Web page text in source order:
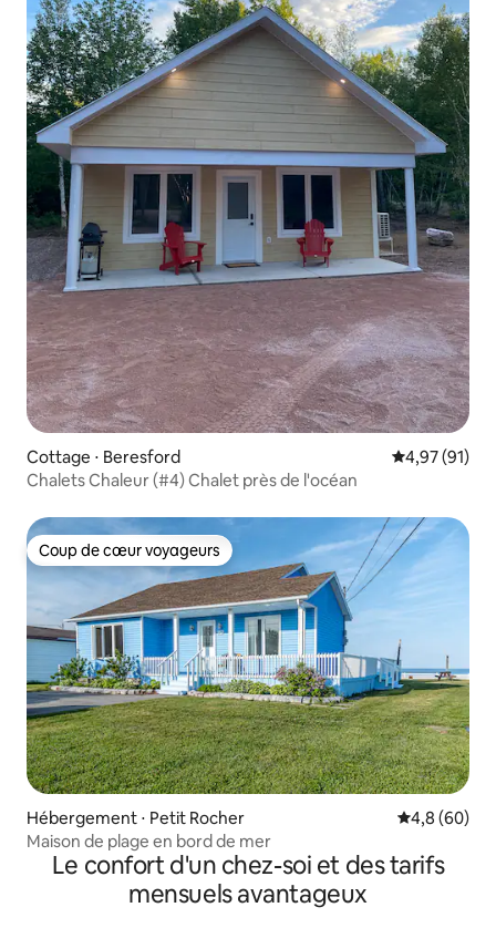
Cottage ⋅ Beresford Évaluation
4,97 (91)
Chalets Chaleur (#4) Chalet près de l'océan
Coup de cœur voyageurs
Coup de cœur voyageurs
Hébergement ⋅ Petit Rocher Évaluation
4,8 (60)
Maison de plage en bord de mer
Le confort d'un chez-soi et des tarifs
mensuels avantageux